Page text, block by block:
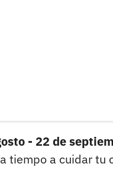
- 22 de
tiempo a cuidar tu